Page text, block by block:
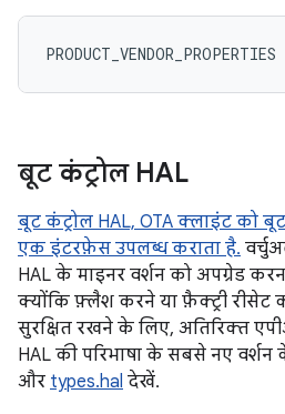
PRODUCT_VENDOR_PROPERTIES
बूट कंट्रोल HAL
बूट कंट्रोल HAL, OTA क्लाइंट को
एक इंटरफ़ेस उपलब्ध कराता है.
HAL के माइनर वर्शन को अपग्रेड
क्योंकि फ़्लैश करने या फ़ैक्ट्री रीसेट
सुरक्षित रखने के लिए, अतिरिक्त
HAL की परिभाषा के सबसे नए वर्शन
और types.hal देखें.